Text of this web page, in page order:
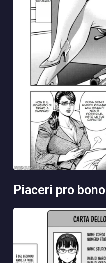
piaceri pro bono